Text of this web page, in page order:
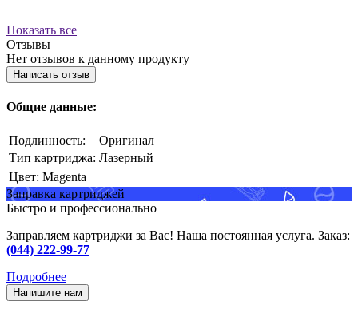
Показать все
Отзывы
Нет отзывов к данному продукту
Написать отзыв
Общие данные:
Подлинность:
Оригинал
Тип картриджа: Лазерный
Цвет: Magenta
Заправка картриджей
Быстро и профессионально
Заправляем картриджи за Вас! Наша постоянная услуга. Заказ:
(044) 222-99-77
Подробнее
Напишите нам